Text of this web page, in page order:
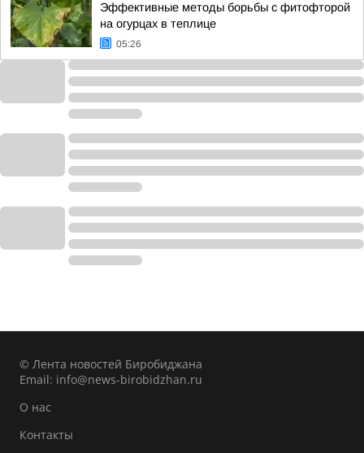
Эффективные методы борьбы с фитофторой
на огурцах в теплице
05:26
© Лента новостей Биробиджана
Email: info@news-birobidzhan.ru
О нас
Контакты